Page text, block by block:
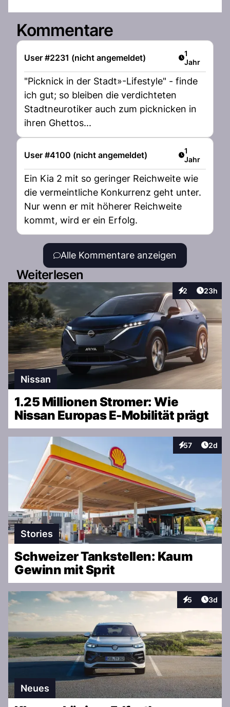
Kommentare
User #2231 (nicht angemeldet) Artikel
1
Jahr
"Picknick in der Stadt»-Lifestyle" - finde
ich gut; so bleiben die verdichteten
Stadtneurotiker auch zum picknicken in
ihren Ghettos...
User #4100 (nicht angemeldet) Artikel
1
Jahr
Ein Kia 2 mit so geringer Reichweite wie
die vermeintliche Konkurrenz geht unter.
Nur wenn er mit höherer Reichweite
kommt, wird er ein Erfolg.
Alle Kommentare anzeigen
Weiterlesen
2
Interaktionen
Artikel
23h
Nissan
1.25 Millionen Stromer: Wie
Nissan Europas E-Mobilität prägt
57
Interaktionen
2d
Stories
Schweizer Tankstellen: Kaum
Gewinn mit Sprit
5
Interaktionen
3d
Neues